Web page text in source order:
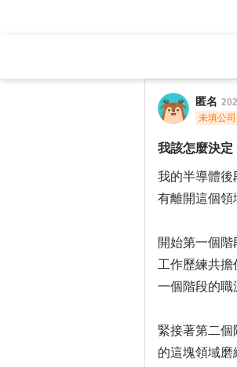
匿名
未填公司
我該怎麼決
我的半導體後
有離開這個領
開始第一個
工作歷練共
一個階段的職
緊接著第二
的這塊領域